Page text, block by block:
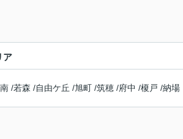
ア
南 /若森 /自由ケ丘 /旭町 /筑穂 /府中 /榎戸 /納場